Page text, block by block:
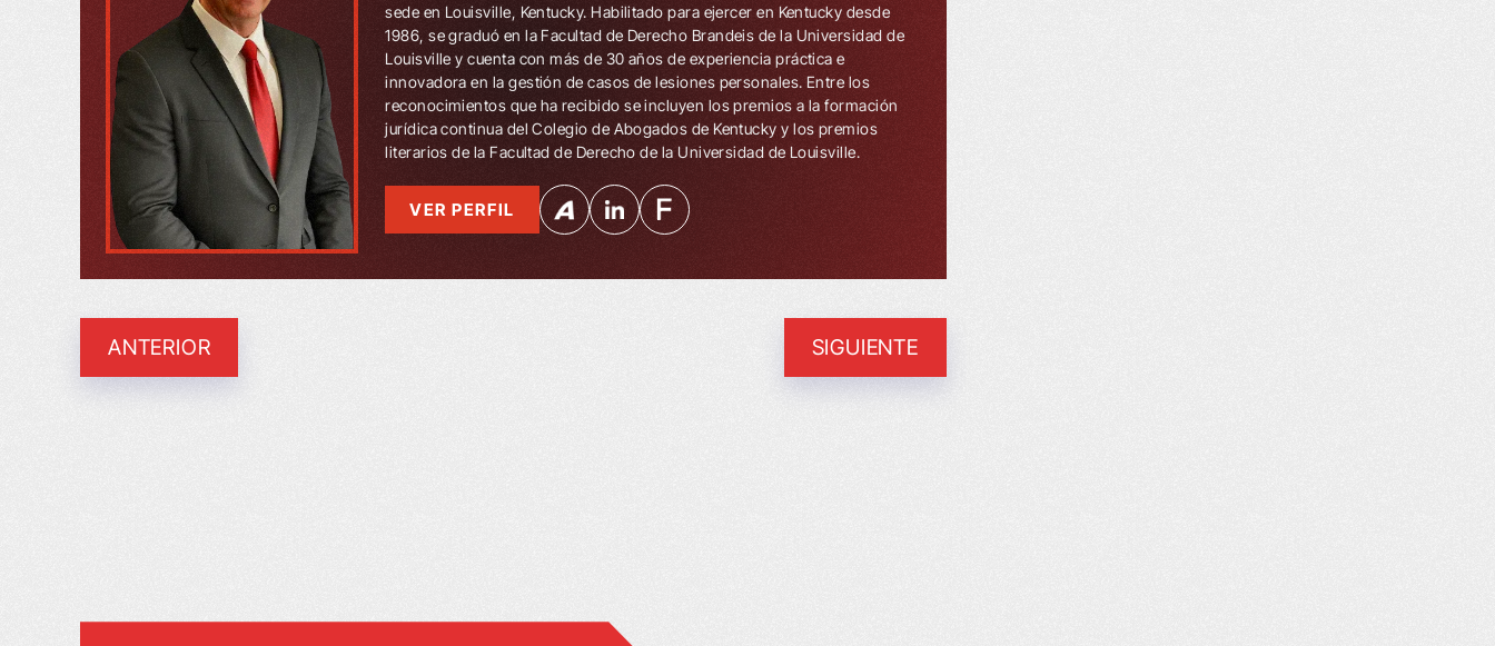
sede en Louisville, Kentucky. Habilitado para ejercer en Kentucky desde
1986, se graduó en la Facultad de Derecho Brandeis de la Universidad de
Louisville y cuenta con más de 30 años de experiencia práctica e
innovadora en la gestión de casos de lesiones personales. Entre los
reconocimientos que ha recibido se incluyen los premios a la formación
jurídica continua del Colegio de Abogados de Kentucky y los premios
literarios de la Facultad de Derecho de la Universidad de Louisville.
VER PERFIL
ANTERIOR SIGUIENTE